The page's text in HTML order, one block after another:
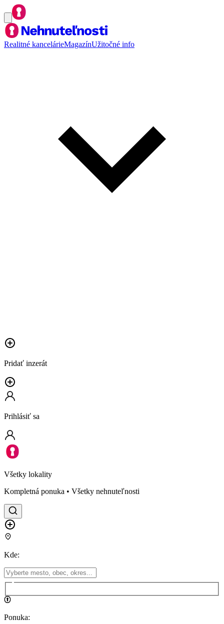
Realitné kancelárieMagazínUžitočné info
Pridať inzerát
Prihlásiť sa
Všetky lokality
Kompletná ponuka • Všetky nehnuteľnosti
Kde:
Ponuka: